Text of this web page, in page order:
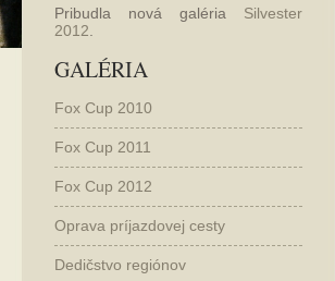
Pribudla nová galéria Silvester
2012
GALÉRIA
Fox Cup 2010
Fox Cup 2011
Fox Cup 2012
Oprava príjazdovej cesty
Dedičstvo regiónov